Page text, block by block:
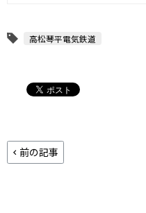
高松琴平電気鉄道
前の記事